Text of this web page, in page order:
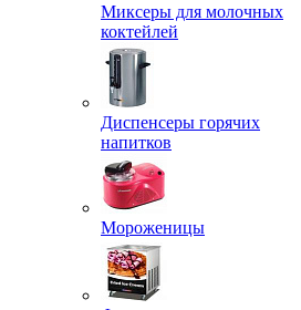
Миксеры для молочных
коктейлей
Диспенсеры горячих
напитков
Мороженицы